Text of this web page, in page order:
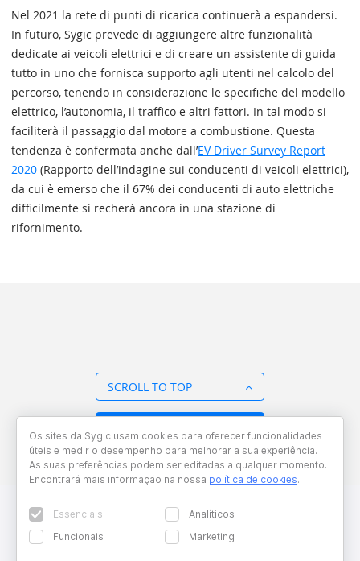
Nel 2021 la rete di punti di ricarica continuerà a espandersi.
In futuro, Sygic prevede di aggiungere altre funzionalità
dedicate ai veicoli elettrici e di creare un assistente di guida
tutto in uno che fornisca supporto agli utenti nel calcolo del
percorso, tenendo in considerazione le specifiche del modello
elettrico, l’autonomia, il traffico e altri fattori. In tal modo si
faciliterà il passaggio dal motore a combustione. Questa
tendenza è confermata anche dall’EV Driver Survey Report
2020 (Rapporto dell’indagine sui conducenti di veicoli elettrici),
da cui è emerso che il 67% dei conducenti di auto elettriche
difficilmente si recherà ancora in una stazione di
rifornimento.
SCROLL TO TOP
Os sites da Sygic usam cookies para oferecer funcionalidades
úteis e medir o desempenho para melhorar a sua experiência.
As suas preferências podem ser editadas a qualquer momento.
Encontrará mais informação na nossa política de cookies.
Essenciais
Analíticos
Funcionais
Marketing